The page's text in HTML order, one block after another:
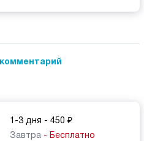
1-3 дня - 450 ₽
Завтра - Бесплатно